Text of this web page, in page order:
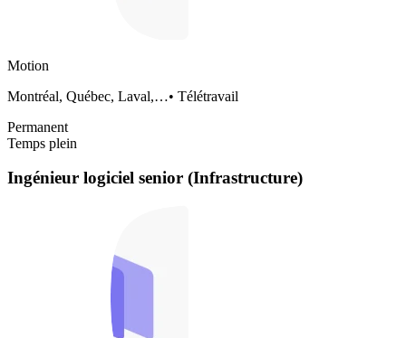
Motion
Montréal, Québec, Laval,…• Télétravail
Permanent
Temps plein
Ingénieur logiciel senior (Infrastructure)